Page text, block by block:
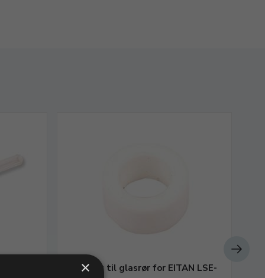
Pakning til glasrør for EITAN LSE-
×